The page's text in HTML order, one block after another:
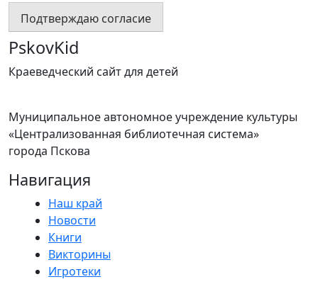
Подтверждаю согласие
PskovKid
Краеведческий сайт для детей
Муниципальное автономное учреждение культуры
«Централизованная библиотечная система»
города Пскова
Навигация
Наш край
Новости
Книги
Викторины
Игротеки